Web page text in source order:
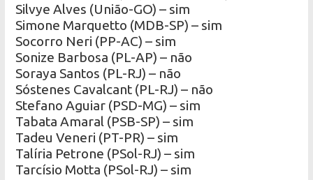
Silvye Alves (União-GO) – sim
Simone Marquetto (MDB-SP) – sim
Socorro Neri (PP-AC) – sim
Sonize Barbosa (PL-AP) – não
Soraya Santos (PL-RJ) – não
Sóstenes Cavalcant (PL-RJ) – não
Stefano Aguiar (PSD-MG) – sim
Tabata Amaral (PSB-SP) – sim
Tadeu Veneri (PT-PR) – sim
Talíria Petrone (PSol-RJ) – sim
Tarcísio Motta (PSol-RJ) – sim